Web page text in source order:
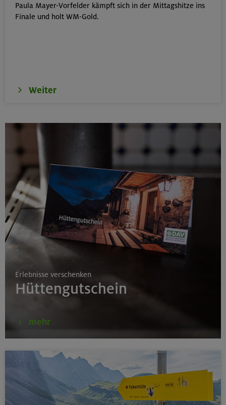
Schwarzenstein 3369 m und Schönbichler Horn 3133
m
Schinder 1808 m
Aufbaukurs Klettern indoor (3 Termine)
München
17./18./19.08.26
Aufbaukurs Klettern indoor
München
16.08.26
München
18.08.26
Paula Mayer-Vorfelder kämpft sich in der Mittagshitze ins
Finale und holt WM-Gold.
Weiter
Erlebnisse verschenken
Hüttengutschein
mehr